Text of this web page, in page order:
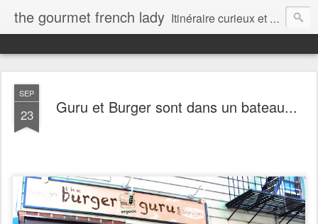
the gourmet french lady Itinéraire curieux et gourmand d'une française installée au Canada...
SEP
23 Guru et Burger sont dans un bateau...